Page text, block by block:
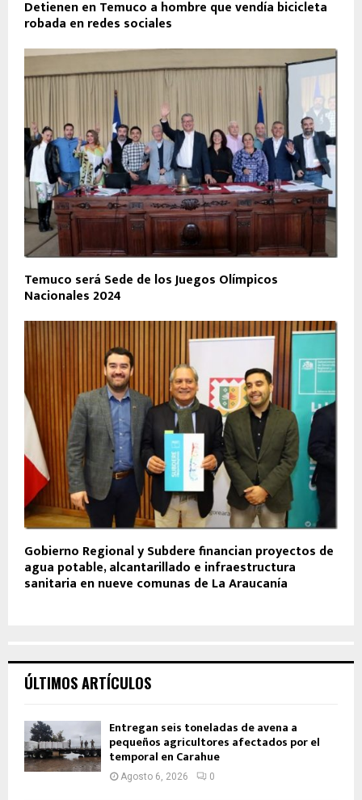
Detienen en Temuco a hombre que vendía bicicleta
robada en redes sociales
Temuco será Sede de los Juegos Olímpicos
Nacionales 2024
Gobierno Regional y Subdere financian proyectos de
agua potable, alcantarillado e infraestructura
sanitaria en nueve comunas de La Araucanía
ÚLTIMOS ARTÍCULOS
Entregan seis toneladas de avena a
pequeños agricultores afectados por el
temporal en Carahue
Agosto 6, 2026 0